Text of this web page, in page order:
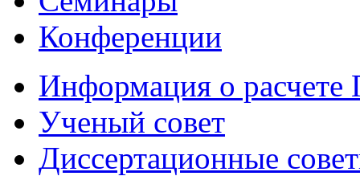
Конференции
Информация о
Ученый совет
Диссертационные